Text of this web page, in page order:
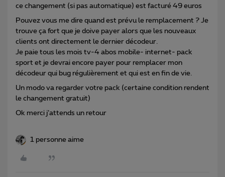
ce changement (si pas automatique) est facturé 49 euros
Pouvez vous me dire quand est prévu le remplacement ? Je
trouve ça fort que je doive payer alors que les nouveaux
clients ont directement le dernier décodeur.
Je paie tous les mois tv-4 abos mobile- internet- pack
sport et je devrai encore payer pour remplacer mon
décodeur qui bug régulièrement et qui est en fin de vie.
Un modo va regarder votre pack (certaine condition rendent
le changement gratuit)
Ok merci j’attends un retour
1 personne aime